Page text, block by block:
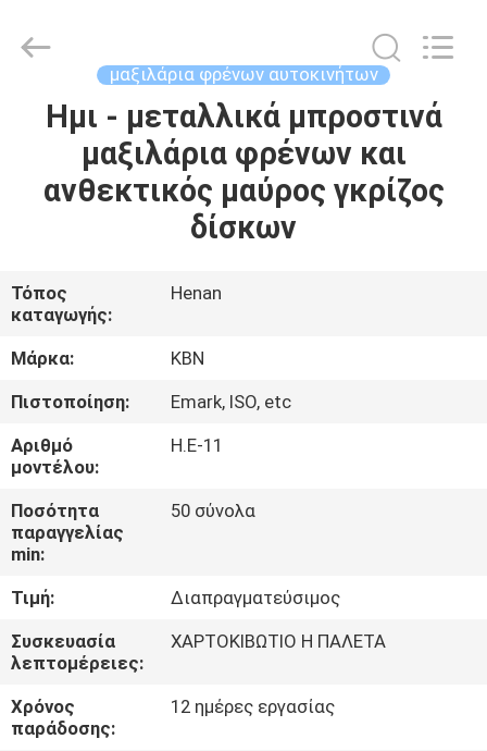
ΣΠΊΤΙ
ΠΡΟΪΌΝΤΑ
ΕΜΕΊΣ
ΓΎΡΟΣ
ΕΡΓΟΣΤΑΣΊΩΝ
ΠΟΙΟΤΙΚΌΣ
ΈΛΕΓΧΟΣ
ΕΛΆΤΕ
ΣΕ
ΕΠΑΦΉ
ΜΕ
Reserved.
μαξιλάρια φρένων αυτοκινήτων
Ημι - μεταλλικά μπροστινά
μαξιλάρια φρένων και
ανθεκτικός μαύρος γκρίζος
δίσκων
Τόπος
καταγωγής:
Henan
Μάρκα:
KBN
Πιστοποίηση:
Emark, ISO, etc
Αριθμό
μοντέλου:
Η.Ε-11
Ποσότητα
παραγγελίας
min:
50 σύνολα
Τιμή:
Διαπραγματεύσιμος
Συσκευασία
λεπτομέρειες:
ΧΑΡΤΟΚΙΒΩΤΙΟ Η ΠΑΛΕΤΑ
Χρόνος
παράδοσης:
12 ημέρες εργασίας